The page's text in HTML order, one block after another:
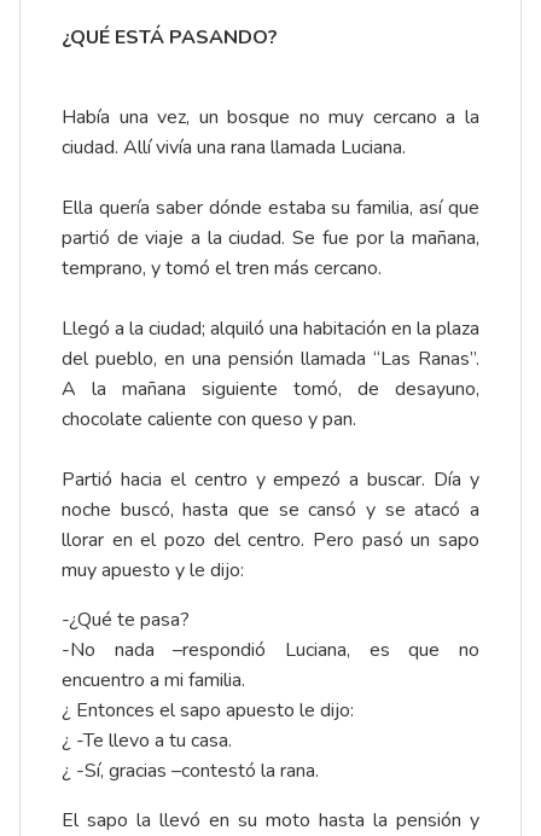
¿QUÉ ESTÁ PASANDO?
Había una vez, un bosque no muy cercano a la
ciudad. Allí vivía una rana llamada Luciana.
Ella quería saber dónde estaba su familia, así que
partió de viaje a la ciudad. Se fue por la mañana,
temprano, y tomó el tren más cercano.
Llegó a la ciudad; alquiló una habitación en la plaza
del pueblo, en una pensión llamada “Las Ranas”.
A la mañana siguiente tomó, de desayuno,
chocolate caliente con queso y pan.
Partió hacia el centro y empezó a buscar. Día y
noche buscó, hasta que se cansó y se atacó a
llorar en el pozo del centro. Pero pasó un sapo
muy apuesto y le dijo:
-¿Qué te pasa?
-No nada –respondió Luciana, es que no
encuentro a mi familia.
¿ Entonces el sapo apuesto le dijo:
¿ -Te llevo a tu casa.
¿ -Sí, gracias –contestó la rana.
El sapo la llevó en su moto hasta la pensión y